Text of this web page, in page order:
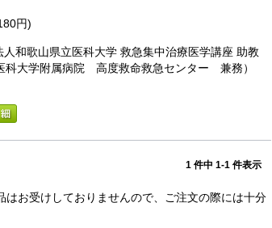
円)
和歌山県立医科大学 救急集中治療医学講座 助教
病院 高度救命救急センター 兼務）
1 件中 1-1 件表示
お受けしておりませんので、ご注文の際には十分